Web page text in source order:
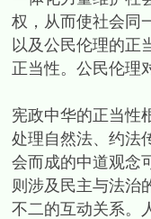
权，从而使社会同
以及公民伦理的正
正当性。公民伦理
宪政中华的正当性
处理自然法、约法
会而成的中道观念
则涉及民主与法治
不二的互动关系。